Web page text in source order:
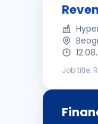
Job title: